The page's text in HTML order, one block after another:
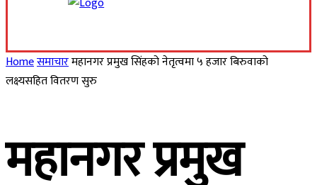
Homeसमाचारमहानगर प्रमुख सिंहको नेतृत्वमा ५ हजार बिरुवाको
लक्ष्यसहित वितरण सुरु
महानगर प्रमुख